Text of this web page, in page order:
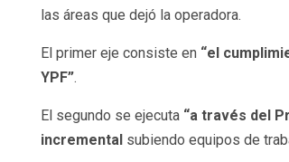
las áreas que dejó la operadora.
El primer eje consiste en “el
YPF”.
El segundo se ejecuta “a través del
incremental subiendo equipos de